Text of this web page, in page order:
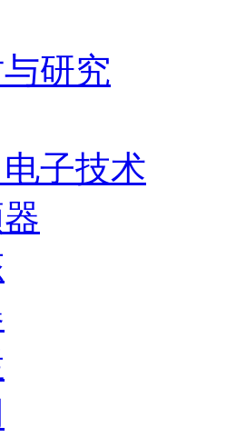
研究
子技术